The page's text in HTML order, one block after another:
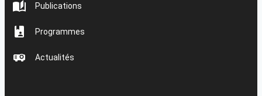
Publications
Programmes
Actualités